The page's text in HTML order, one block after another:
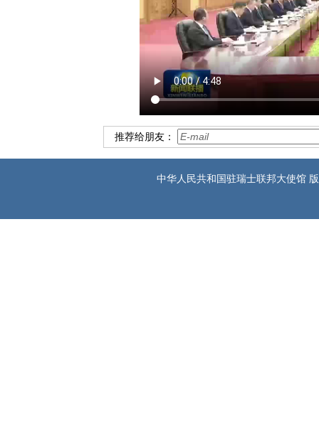
推荐给朋友：
中华人民共和国驻瑞士联邦大使馆